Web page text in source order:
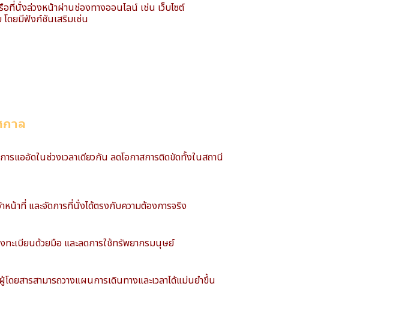
อที่นั่งล่วงหน้าผ่านช่องทางออนไลน์ เช่น เว็บไซต์
โดยมีฟังก์ชันเสริมเช่น
กาล
ารแออัดในช่วงเวลาเดียวกัน ลดโอกาสการติดขัดทั้งในสถานี
หน้าที่ และจัดการที่นั่งได้ตรงกับความต้องการจริง
ะเบียนด้วยมือ และลดการใช้ทรัพยากรมนุษย์
ยสารสามารถวางแผนการเดินทางและเวลาได้แม่นยำขึ้น